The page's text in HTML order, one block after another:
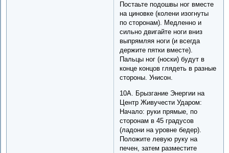
Постаьте подошвы ног вместе
на циновке (колени изогнуты
по сторонам). Медленно и
сильно двигайте ноги вниз
выпрямляя ноги (и всегда
держите пятки вместе).
Пальцы ног (носки) будут в
конце концов глядеть в разные
стороны. Унисон.
10A. Брызгание Энергии на
Центр Живучести Ударом:
Начало: руки прямые, по
сторонам в 45 градусов
(ладони на уровне бедер).
Положите левую руку на
печен, затем разместите